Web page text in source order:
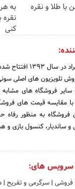
با طلا و نقره
به
کنی
فروشگاه سونی
تلویزیون های اصلی
فروشگاه های
با مقایسه قیمت های
کنسول بازی و
سرویس های:
فروشی | سرگرمی و تفریح |